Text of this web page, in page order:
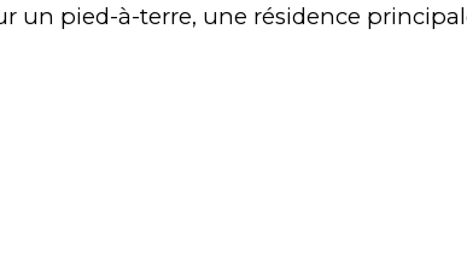
pied-à-terre, une résidence